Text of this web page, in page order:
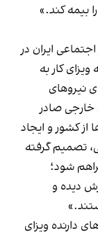
بیمه کند.»
ایران در
کار به
نیروهای
صادر
کشور و ایجاد
تصمیم گرفته
شود؛
دیده و
دارنده ویزای